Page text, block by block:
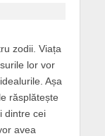
zodii. Viața
lor vor
Așa
răsplătește
dintre cei
avea